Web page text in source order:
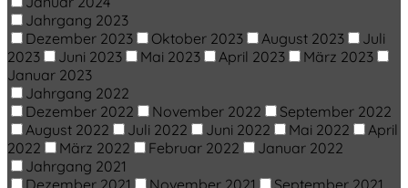
Jahrgang 2023
Dezember 2023
Oktober 2023 August 2023
Juli
2023
Juni 2023 Mai 2023 April 2023
März 2023
Januar 2023
Jahrgang 2022
Dezember 2022
November 2022
September 2022
August 2022
Juli 2022 Juni 2022 Mai 2022
April
2022
März 2022 Februar 2022
Januar 2022
Jahrgang 2021
Dezember 2021
November 2021
September 2021